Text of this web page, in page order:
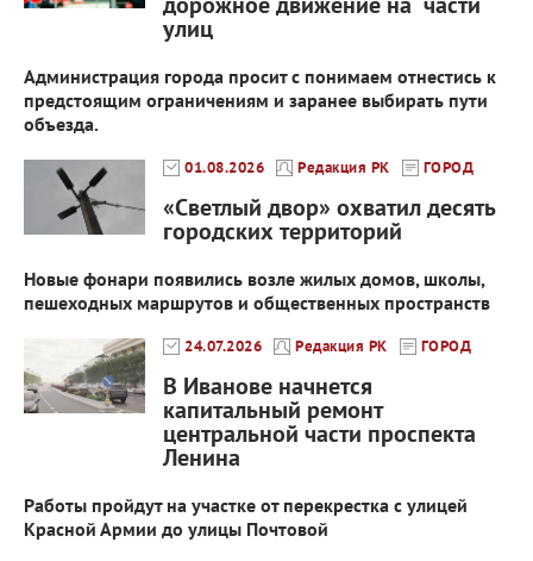
улиц
Администрация города просит с понимаем отнестись к
предстоящим ограничениям и заранее выбирать пути
объезда.
01.08.2026 Редакция РК ГОРОД
«Светлый двор» охватил десять
городских территорий
Новые фонари появились возле жилых домов, школы,
пешеходных маршрутов и общественных пространств
24.07.2026 Редакция РК ГОРОД
В Иванове начнется
капитальный ремонт
центральной части проспекта
Ленина
Работы пройдут на участке от перекрестка с улицей
Красной Армии до улицы Почтовой